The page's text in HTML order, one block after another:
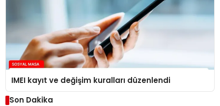
IMEI kayıt ve değişim kuralları düzenlendi
Son Dakika